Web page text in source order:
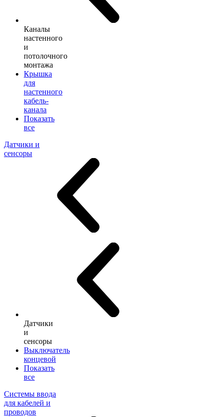
Каналы
настенного
и
потолочного
монтажа
Крышка
для
настенного
кабель-
канала
Показать
все
Датчики и
сенсоры
Датчики
и
сенсоры
Выключатель
концевой
Показать
все
Системы ввода
для кабелей и
проводов